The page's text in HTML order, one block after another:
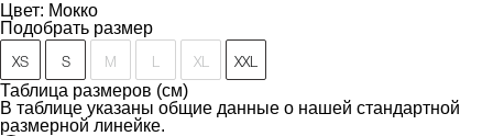
Цвет: Мокко
Подобрать размер
XS S M XL XXL
Таблица размеров (см)
В таблице указаны общие данные о нашей стандартной
размерной линейке.